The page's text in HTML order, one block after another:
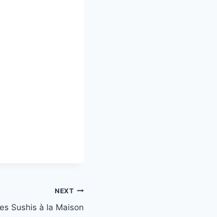
NEXT
Sushis à la Maison